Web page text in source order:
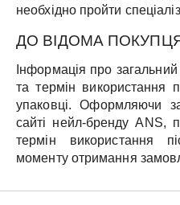
необхідно пройти
ДО ВІДОМА
Інформація про
та термін використання
упаковці. Оформляючи
сайті нейл-бренду ANS,
термін використання
моменту отримання